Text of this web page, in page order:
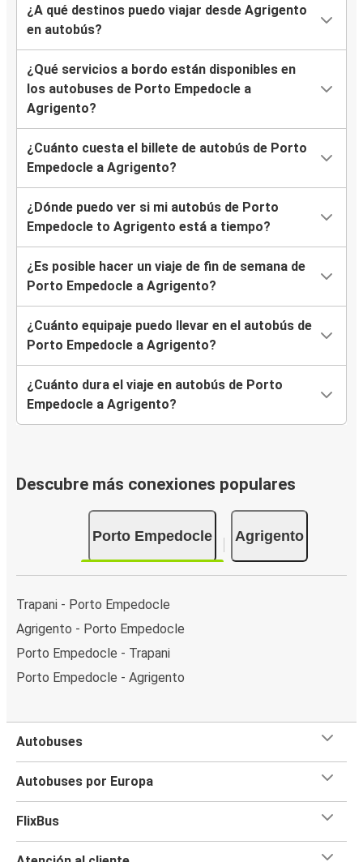
¿A qué destinos puedo viajar desde Agrigento
en autobús?
¿Qué servicios a bordo están disponibles en
los autobuses de Porto Empedocle a
Agrigento?
¿Cuánto cuesta el billete de autobús de Porto
Empedocle a Agrigento?
¿Dónde puedo ver si mi autobús de Porto
Empedocle to Agrigento está a tiempo?
¿Es posible hacer un viaje de fin de semana de
Porto Empedocle a Agrigento?
¿Cuánto equipaje puedo llevar en el autobús de
Porto Empedocle a Agrigento?
¿Cuánto dura el viaje en autobús de Porto
Empedocle a Agrigento?
Descubre más conexiones populares
Porto Empedocle Agrigento
Trapani - Porto Empedocle
Agrigento - Porto Empedocle
Porto Empedocle - Trapani
Porto Empedocle - Agrigento
Autobuses
Autobuses por Europa
FlixBus